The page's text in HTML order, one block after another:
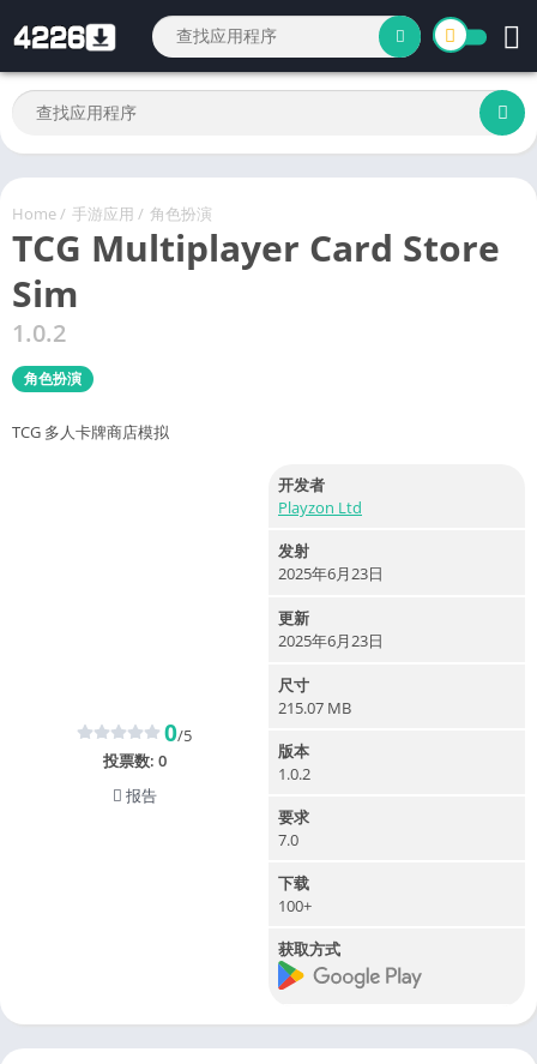
Home/ 手游应用 / 角色扮演
TCG Multiplayer Card Store
Sim
1.0.2
角色扮演
TCG 多人卡牌商店模拟
0/5
投票数: 0
报告
开发者
Playzon Ltd
发射
2025年6月23日
更新
2025年6月23日
尺寸
215.07 MB
版本
1.0.2
要求
7.0
下载
100+
获取方式